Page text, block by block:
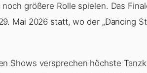
größere Rolle spielen. Das
Mai 2026 statt, wo der „Dancing
Shows versprechen höchste